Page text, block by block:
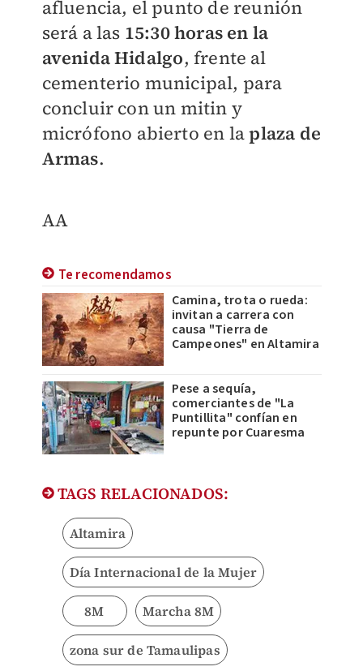
afluencia, el punto de reunión
será a las 15:30 horas en la
avenida Hidalgo, frente al
cementerio municipal, para
concluir con un mitin y
micrófono abierto en laplaza de
Armas.
AA
Te recomendamos
Camina, trota o rueda:
invitan a carrera con
causa "Tierra de
Campeones" en Altamira
Pese a sequía,
comerciantes de "La
Puntillita" confían en
repunte por Cuaresma
TAGS RELACIONADOS:
Altamira
Día Internacional de la Mujer
8M Marcha 8M
zona sur de Tamaulipas